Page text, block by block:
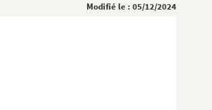
Modifié le : 05/12/2024